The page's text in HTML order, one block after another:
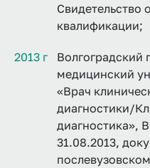
Свидетельство
квалификации;
2013 г
Волгоградский
медицинский
«Врач
диагностики/
диагностика»,
31.08.2013,